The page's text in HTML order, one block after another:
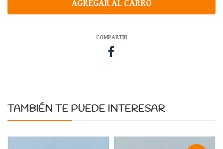
COMPARTIR
TAMBIÉN TE PUEDE INTERESAR